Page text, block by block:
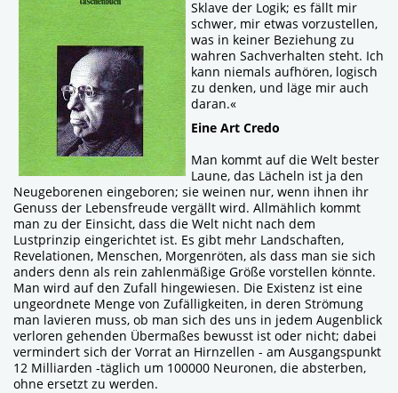
Sklave der Logik; es fällt mir
schwer, mir etwas vorzustellen,
was in keiner Beziehung zu
wahren Sachverhalten steht. Ich
kann niemals aufhören, logisch
zu denken, und läge mir auch
daran.«
Eine Art Credo
Man kommt auf die Welt bester
Laune, das Lächeln ist ja den
Neugeborenen eingeboren; sie weinen nur, wenn ihnen ihr
Genuss der Lebensfreude vergällt wird. Allmählich kommt
man zu der Einsicht, dass die Welt nicht nach dem
Lustprinzip eingerichtet ist. Es gibt mehr Landschaften,
Revelationen, Menschen, Morgenröten, als dass man sie sich
anders denn als rein zahlenmäßige Größe vorstellen könnte.
Man wird auf den Zufall hingewiesen. Die Existenz ist eine
ungeordnete Menge von Zufälligkeiten, in deren Strömung
man lavieren muss, ob man sich des uns in jedem Augenblick
verloren gehenden Übermaßes bewusst ist oder nicht; dabei
vermindert sich der Vorrat an Hirnzellen - am Ausgangspunkt
12 Milliarden -täglich um 100000 Neuronen, die absterben,
ohne ersetzt zu werden.